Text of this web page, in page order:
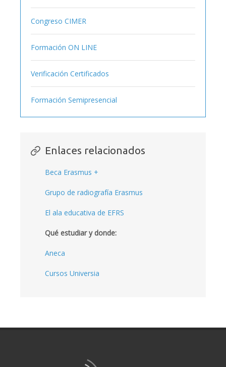
Congreso CIMER
Formación ON LINE
Verificación Certificados
Formación Semipresencial
Enlaces relacionados
Beca Erasmus +
Grupo de radiografía Erasmus
El ala educativa de EFRS
Qué estudiar y donde:
Aneca
Cursos Universia